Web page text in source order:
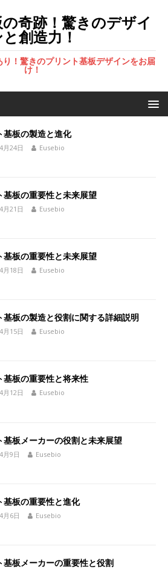
奇跡！驚きのデザイ
と創造力！
！驚きのプリント基板デザインをお届
け！
基板の製造と進化
月24日 Eusebio
基板の重要性と未来展望
月21日 Eusebio
基板の重要性と未来展望
月18日 Eusebio
基板の製造と役割に関する詳細説明
月15日 Eusebio
基板の重要性と将来性
月12日 Eusebio
基板メーカーの役割と未来展望
月9日 Eusebio
基板の重要性と進化
月6日 Eusebio
基板メーカーの重要性と役割